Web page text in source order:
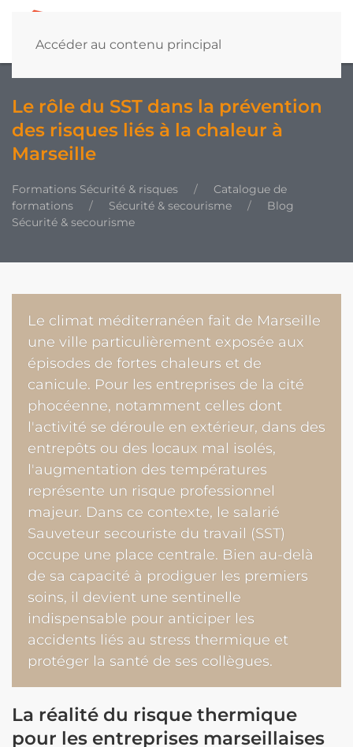
Accéder au contenu principal
Le rôle du SST dans la prévention
des risques liés à la chaleur à
Marseille
Formations Sécurité & risques
Catalogue de
formations
Sécurité & secourisme
Blog
Sécurité & secourisme
Le climat méditerranéen fait de Marseille
une ville particulièrement exposée aux
épisodes de fortes chaleurs et de
canicule. Pour les entreprises de la cité
phocéenne, notamment celles dont
l'activité se déroule en extérieur, dans des
entrepôts ou des locaux mal isolés,
l'augmentation des températures
représente un risque professionnel
majeur. Dans ce contexte, le salarié
Sauveteur secouriste du travail (SST)
occupe une place centrale. Bien au-delà
de sa capacité à prodiguer les premiers
soins, il devient une sentinelle
indispensable pour anticiper les
accidents liés au stress thermique et
protéger la santé de ses collègues.
La réalité du risque thermique
pour les entreprises marseillaises